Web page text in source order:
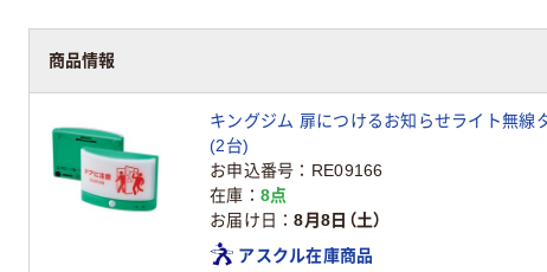
商品情報
キングジム 扉につけるお知らせライト無線
(2台)
お申込番号
RE09166
在庫
8点
お届け日
8月8日（土）
アスクル在庫商品